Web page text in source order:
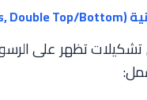
تشكيلات تظهر على